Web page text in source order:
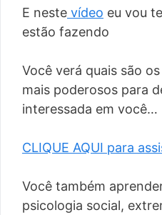
E neste vídeo eu vou
estão fazendo
Você verá quais são
mais poderosos para
interessada em você…
CLIQUE AQUI para
Você também
psicologia social,